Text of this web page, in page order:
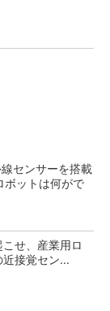
線センサーを搭載
ボットは何がで
こせ、産業用ロ
接覚セン...